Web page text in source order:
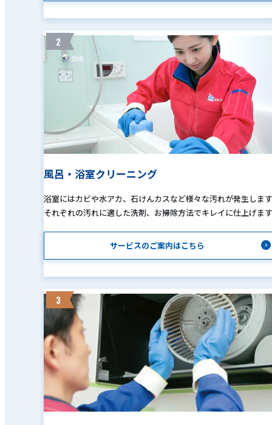
2
風呂・浴室クリーニング
浴室にはカビや水アカ、石けんカスなど様々な汚れが発生しま
それぞれの汚れに適した洗剤、お掃除方法でキレイに仕上げま
サービスのご案内はこちら
3